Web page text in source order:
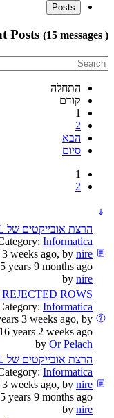
Posts
Posts (15 messages )
התחלה
קודם
1
2
הבא
סיום
1
2
הרצת אובייקטים של SQL במקביל
Informatica
weeks ago, by nire
years 9 months ago
by nire
ROWS
Informatica
3 weeks ago, by
16 years 2 weeks ago
by Or Pelach
הרצת אובייקטים של SQL במקביל
Informatica
weeks ago, by nire
years 9 months ago
by nire